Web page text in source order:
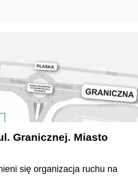
Granicznej. Miasto
się organizacja ruchu na